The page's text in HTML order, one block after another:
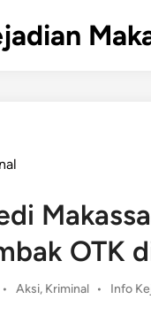
OTK
•
Posted
Aksi, Kriminal • Info